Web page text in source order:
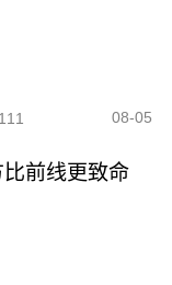
08-05
前线更致命